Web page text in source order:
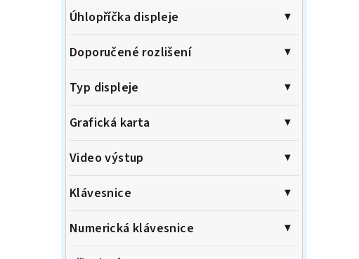
Úhlopříčka displeje
Doporučené rozlišení
Typ displeje
Grafická karta
Video výstup
Klávesnice
Numerická klávesnice